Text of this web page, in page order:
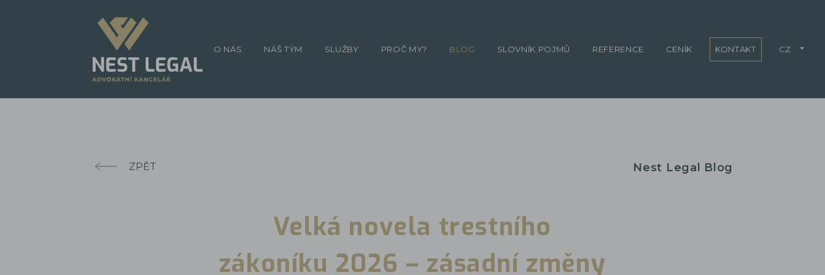
ZPĚT Nest Legal Blog
Velká novela trestního
zákoníku 2026 – zásadní změny
O NÁS NÁŠ TÝM SLUŽBY PROČ MY? BLOG SLOVNÍK POJMŮ REFERENCE CENÍK KONTAKT CZ